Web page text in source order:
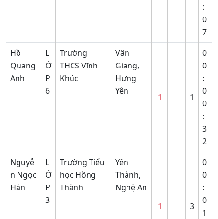
:
0
7
Hồ
Quang
Anh
L
Ớ
P
6
Trường
THCS Vĩnh
Khúc
Văn
Giang,
Hưng
Yên
1 1
0
0
:
0
0
:
3
2
Nguyễ
n Ngọc
Hân
L
Ớ
P
3
Trường Tiểu
học Hồng
Thành
Yên
Thành,
Nghệ An
1
3
0
0
:
0
1